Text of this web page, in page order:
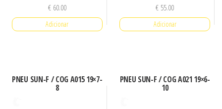
€60.00
Adicionar
€ 55.00
Adicionar
PNEU SUN-F / COG A015 19×7-
8
PNEU SUN-F / COG A021 19×6-
10